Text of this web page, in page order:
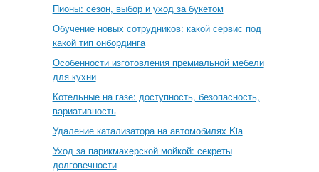
Пионы: сезон, выбор и уход за букетом
Обучение новых сотрудников: какой сервис под
какой тип онбординга
Особенности изготовления премиальной мебели
для кухни
Котельные на газе: доступность, безопасность,
вариативность
Удаление катализатора на автомобилях Kia
Уход за парикмахерской мойкой: секреты
долговечности